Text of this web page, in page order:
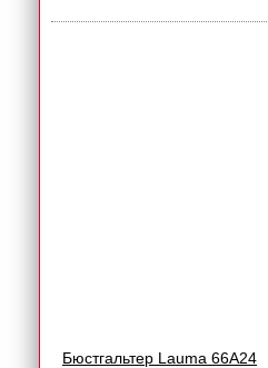
Бюстгальтер Lauma 66A24